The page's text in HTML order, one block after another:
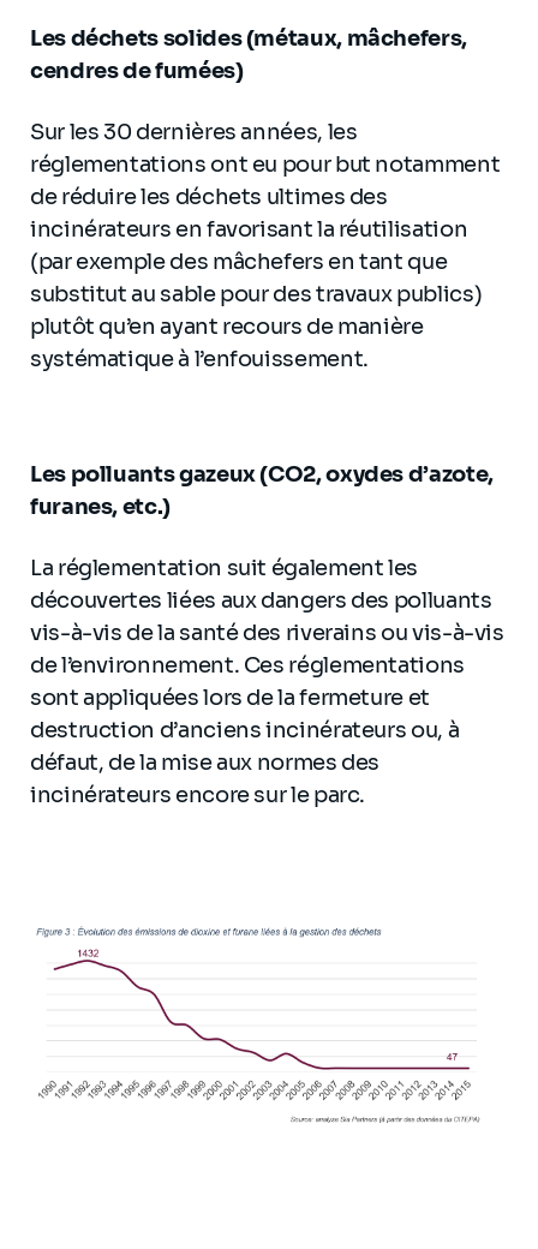
Les déchets solides (métaux, mâchefers,
cendres de fumées)
Sur les 30 dernières années, les
réglementations ont eu pour but notamment
de réduire les déchets ultimes des
incinérateurs en favorisant la réutilisation
(par exemple des mâchefers en tant que
substitut au sable pour des travaux publics)
plutôt qu’en ayant recours de manière
systématique à l’enfouissement.
Les polluants gazeux (CO2, oxydes d’azote,
furanes, etc.)
La réglementation suit également les
découvertes liées aux dangers des polluants
vis-à-vis de la santé des riverains ou vis-à-vis
de l’environnement. Ces réglementations
sont appliquées lors de la fermeture et
destruction d’anciens incinérateurs ou, à
défaut, de la mise aux normes des
incinérateurs encore sur le parc.